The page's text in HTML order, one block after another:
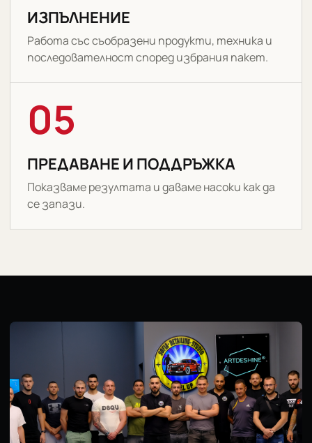
ИЗПЪЛНЕНИЕ
Работа със съобразени продукти, техника и
последователност според избрания пакет.
05
ПРЕДАВАНЕ И ПОДДРЪЖКА
Показваме резултата и даваме насоки как да
се запази.